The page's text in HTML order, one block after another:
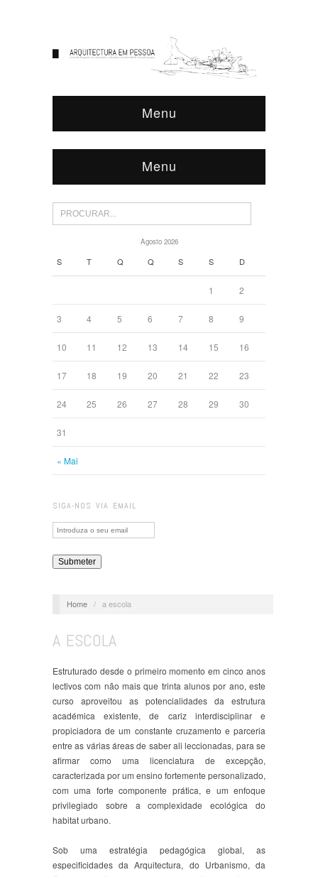
Menu
Menu
Agosto 2026
S T Q Q S S D
« Mai
1 2
3 4 5 6 7 8 9
10 11 12 13 14 15 16
17 18 19 20 21 22 23
24 25 26 27 28 29 30
31
SIGA-NOS VIA EMAIL
Home / a escola
A ESCOLA
Estruturado desde o primeiro momento em cinco anos
lectivos com não mais que trinta alunos por ano, este
curso aproveitou as potencialidades da estrutura
académica existente, de cariz interdisciplinar e
propiciadora de um constante cruzamento e parceria
entre as várias áreas de saber ali leccionadas, para se
afirmar como uma licenciatura de excepção,
caracterizada por um ensino fortemente personalizado,
com uma forte componente prática, e um enfoque
privilegiado sobre a complexidade ecológica do
habitat urbano.
Sob uma estratégia pedagógica global, as
especificidades da Arquitectura, do Urbanismo, da